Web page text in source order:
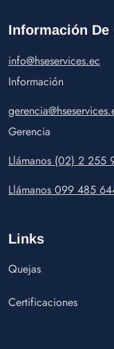
Información De
info@hseservices.ec
Información
Gerencia
Llámanos (02) 2 255
Llámanos 099 485
Links
Quejas
Certificaciones